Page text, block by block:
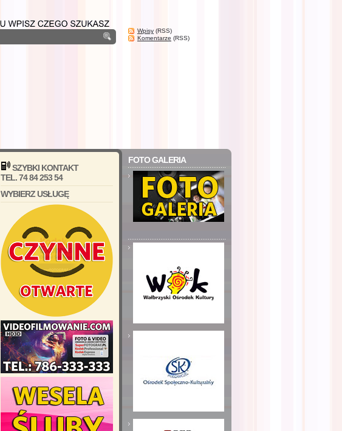
Wpisy (RSS)
Komentarze (RSS)
SZYBKI KONTAKT
TEL. 74 84 253 54
WYBIERZ USŁUGĘ
FOTO GALERIA